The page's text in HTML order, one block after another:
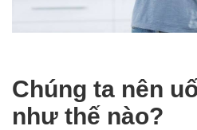
Chúng ta nên
như thế nào?